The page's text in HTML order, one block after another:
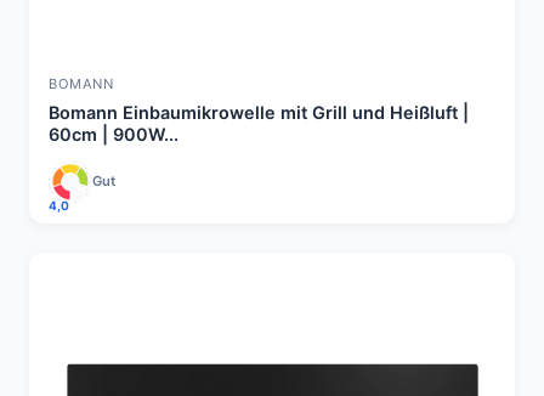
BOMANN
Bomann Einbaumikrowelle mit Grill und Heißluft |
60cm | 900W...
4,0
Gut